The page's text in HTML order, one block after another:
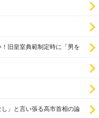
旧皇室典範制定時に「男を
」と言い張る高市首相の論